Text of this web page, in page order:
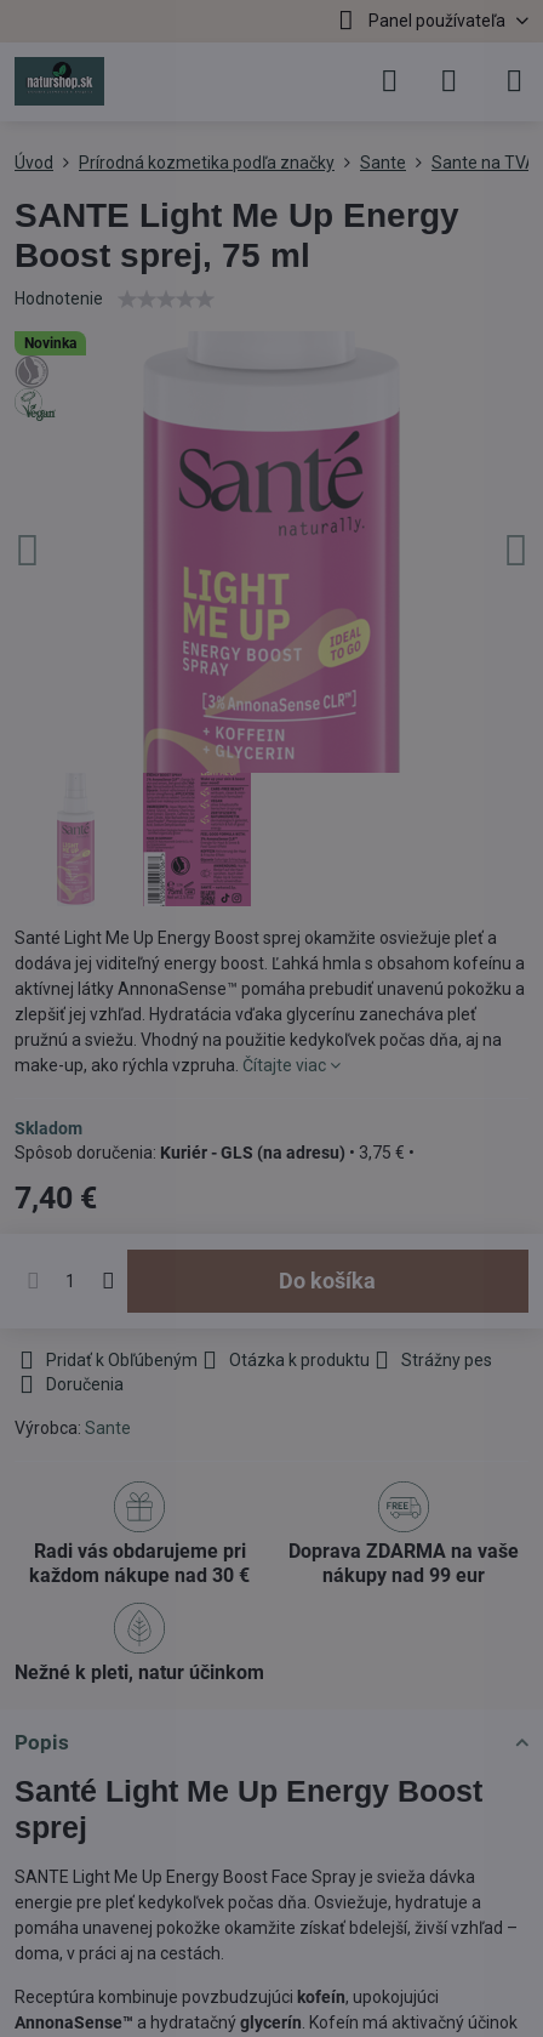
Panel používateľa
Novinka
Úvod Prírodná kozmetika podľa značky Sante Sante na
SANTE Light Me Up Energy
Boost sprej, 75 ml
Hodnotenie
Santé Light Me Up Energy Boost sprej okamžite osviežuje pleť a
dodáva jej viditeľný energy boost. Ľahká hmla s obsahom kofeínu a
aktívnej látky AnnonaSense™ pomáha prebudiť unavenú pokožku a
zlepšiť jej vzhľad. Hydratácia vďaka glycerínu zanecháva pleť
pružnú a sviežu. Vhodný na použitie kedykoľvek počas dňa, aj na
make-up, ako rýchla vzpruha. Čítajte viac
Skladom
Kuriér - GLS (na adresu) • 3,75 € •
7,40 €
Do košíka
Pridať k Obľúbeným Otázka k produktu
Strážny pes
Doručenia
Výrobca: Sante
Radi vás obdarujeme pri
každom nákupe nad 30 €
Doprava ZDARMA na vaše
nákupy nad 99 eur
Nežné k pleti, natur účinkom
Popis
Santé Light Me Up Energy Boost
sprej
SANTE Light Me Up Energy Boost Face Spray je svieža dávka
energie pre pleť kedykoľvek počas dňa. Osviežuje, hydratuje a
pomáha unavenej pokožke okamžite získať bdelejší, živší vzhľad –
doma, v práci aj na cestách.
Receptúra kombinuje povzbudzujúci kofeín, upokojujúci
AnnonaSense™ a hydratačnýglycerín . Kofeín má aktivačný účinok